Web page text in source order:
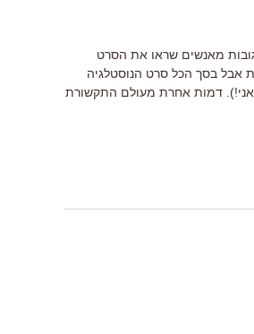
מאנשים שראו את הסרט
אבל בסך הכל סרט הנוסטלגיה
אני!). דמות אחרת מעולם התקשורת